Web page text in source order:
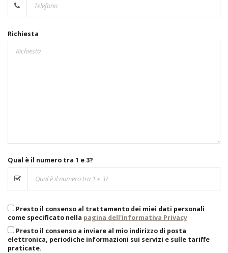
Richiesta
Qual è il numero tra 1 e 3?
Presto il consenso al trattamento dei miei dati personali
come specificato nella pagina dell'informativa Privacy
Presto il consenso a inviare al mio indirizzo di posta
elettronica, periodiche informazioni sui servizi e sulle tariffe
praticate.